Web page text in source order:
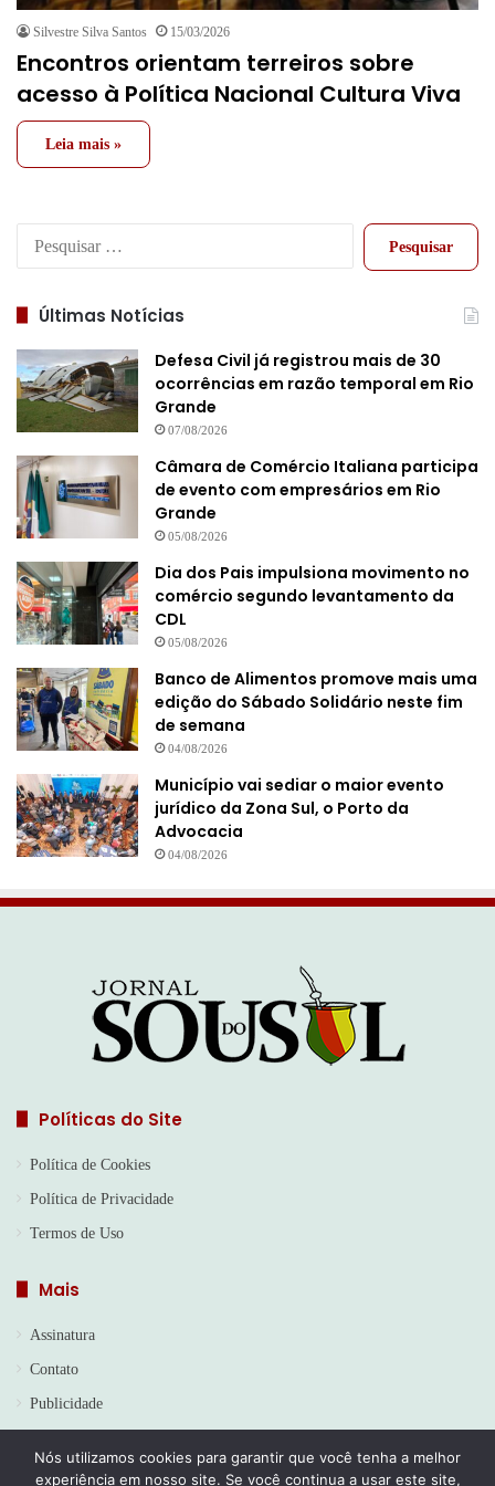
Silvestre Silva Santos 15/03/2026
Encontros orientam terreiros sobre
acesso à Política Nacional Cultura Viva
Leia mais »
Pesquisar
Últimas Notícias
Defesa Civil já registrou mais de 30
ocorrências em razão temporal em Rio
Grande
07/08/2026
Câmara de Comércio Italiana participa
de evento com empresários em Rio
Grande
05/08/2026
Dia dos Pais impulsiona movimento no
comércio segundo levantamento da
CDL
05/08/2026
Banco de Alimentos promove mais uma
edição do Sábado Solidário neste fim
de semana
04/08/2026
Município vai sediar o maior evento
jurídico da Zona Sul, o Porto da
Advocacia
04/08/2026
Políticas do Site
Política de Cookies
Política de Privacidade
Termos de Uso
Mais
Assinatura
Contato
Publicidade
Nós utilizamos cookies para garantir que você tenha a melhor
experiência em nosso site. Se você continua a usar este site,